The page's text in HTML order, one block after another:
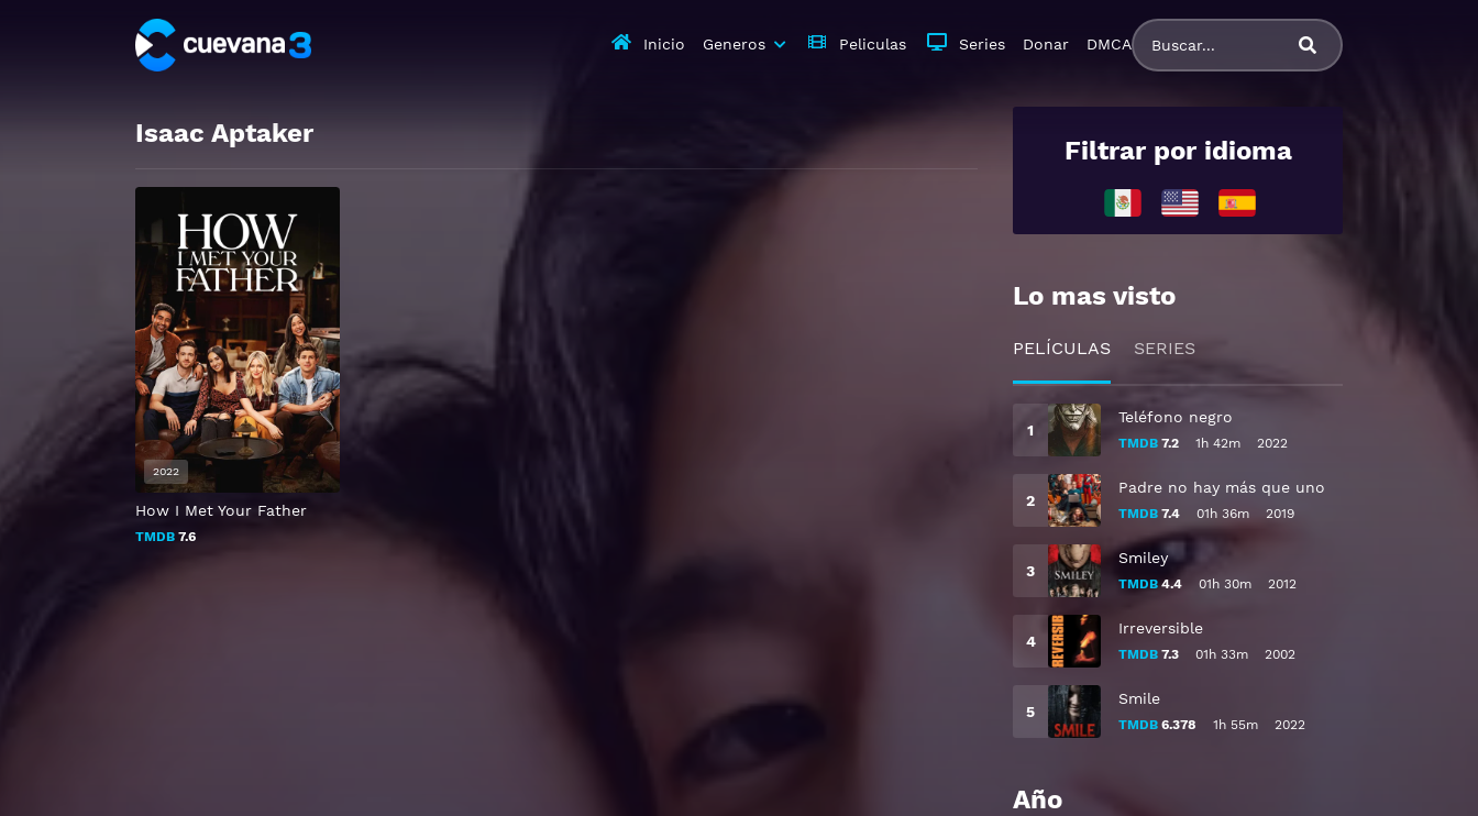
Inicio Generos Peliculas Series Donar DMCA
Isaac Aptaker
How I Met Your Father
TMDB 7.6
2022
Filtrar por idioma
Lo mas visto
PELÍCULAS SERIES
Teléfono negro
TMDB 7.2 1h 42m 2022
Padre no hay más que uno
TMDB 7.4 01h 36m 2019
Smiley
TMDB4.4 01h 30m 2012
Irreversible
TMDB 7.3 01h 33m 2002
Smile
TMDB 6.378 1h 55m 2022
Año